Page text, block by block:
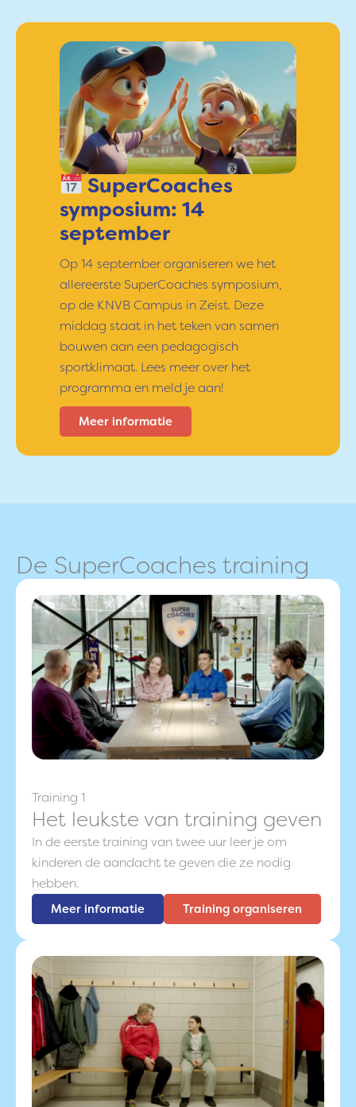
SuperCoaches
symposium: 14
september
Op 14 september organiseren we het
allereerste SuperCoaches symposium,
op de KNVB Campus in Zeist. Deze
middag staat in het teken van samen
bouwen aan een pedagogisch
sportklimaat. Lees meer over het
programma en meld je aan!
Meer informatie
De SuperCoaches training
Training 1
Het leukste van training geven
In de eerste training van twee uur leer je om
kinderen de aandacht te geven die ze nodig
hebben.
Meer informatie Training organiseren